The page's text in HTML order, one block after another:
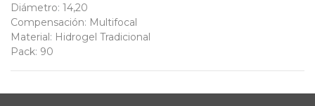
Diámetro: 14,20
Compensación: Multifocal
Material: Hidrogel Tradicional
Pack: 90